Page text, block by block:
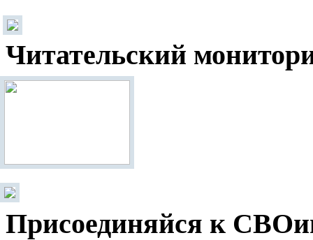
Читательский
Присоединяйся к